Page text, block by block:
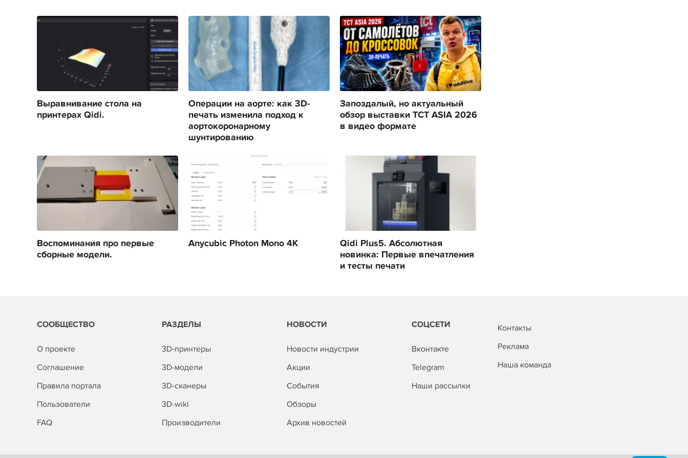
Выравнивание стола на
принтерах Qidi.
Операции на аорте: как 3D-
печать изменила подход к
аортокоронарному
шунтированию
Запоздалый, но актуальный
обзор выставки TCT ASIA 2026
в видео формате
Воспоминания про первые
сборные модели.
Anycubic Photon Mono 4K
Qidi Plus5. Абсолютная
новинка: Первые впечатления
и тесты печати
СООБЩЕСТВО
О проекте
Соглашение
Правила портала
Пользователи
FAQ
РАЗДЕЛЫ
3D-принтеры
3D-модели
3D-сканеры
3D-wiki
Производители
НОВОСТИ
Новости индустрии
Акции
События
Обзоры
Архив новостей
СОЦСЕТИ
Вконтакте
Telegram
Наши рассылки
Контакты
Реклама
Наша команда